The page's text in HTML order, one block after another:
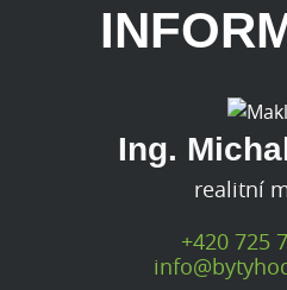
Ing.
realitní
+420 725